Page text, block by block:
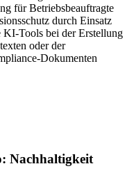
für Betriebsbeauftragte
durch Einsatz
Tools bei der Erstellung
oder der
Dokumenten
Nachhaltigkeit